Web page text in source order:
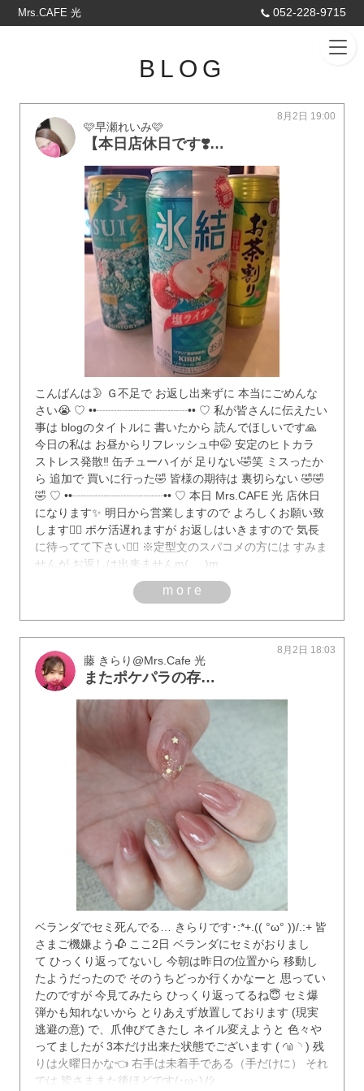
Mrs.CAFE 光 052-228-9715
BLOG
🩷早瀬れいみ🩷
【本日店休日です❣️】おじいちゃん👴が🌈へ…😢 それから 本当に 色々とあって ずっとバタバタだったし 私のメンタルも 本当にやばくなった…🥲
8月2日 19:00
こんばんは🌛 Ｇ不足で お返し出来ずに 本当にごめんな
さい😭 ♡ ••┈┈┈┈┈┈┈┈•• ♡ 私が皆さんに伝えたい
事は blogのタイトルに 書いたから 読んでほしいです🙏
今日の私は お昼からリフレッシュ中🤭 安定のヒトカラ
ストレス発散‼️ 缶チューハイが 足りない🤣笑 ミスったか
ら 追加で 買いに行った🤣 皆様の期待は 裏切らない 🤣🤣
🤣 ♡ ••┈┈┈┈┈┈┈┈•• ♡ 本日 Mrs.CAFE 光 店休日
になります✨ 明日から営業しますので よろしくお願い致
します🙇‍♀️ ポケ活遅れますが お返しはいきますので 気長
に待ってて下さい🙇‍♀️ ※定型文のスパコメの方には すみま
せんが お返しは出来ませんm(_ _)m
more
藤 きらり@Mrs.Cafe 光
またポケパラの存在を頭から消していた😌思い出したので書くよ✍️今日は8割おうちにおりました🏠
8月2日 18:03
ベランダでセミ死んでる… きらりです･:*+.(( °ω° ))/.:+ 皆
さまご機嫌よう🥀 ここ2日 ベランダにセミがおりまし
て ひっくり返ってないし 今朝は昨日の位置から 移動し
たようだったので そのうちどっか行くかなーと 思ってい
たのですが 今見てみたら ひっくり返ってるね😇 セミ爆
弾かも知れないから とりあえず放置しております (現実
逃避の意) で、爪伸びてきたし ネイル変えようと 色々や
ってましたが 3本だけ出来た状態でございます ‪( ◜௰◝ )‬ 残
りは火曜日かな👈 右手は未着手である（手だけに） それ
では 皆さままた後ほどです(･ω･)ﾉｼ